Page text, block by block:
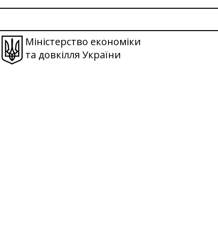
Міністерство економіки
та довкілля України